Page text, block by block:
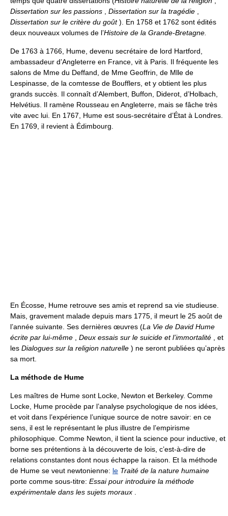
Dissertation sur les passions , Dissertation sur la tragédie ,
Dissertation sur le critère du goût). En 1758 et 1762 sont édités
deux nouveaux volumes de l’Histoire de la Grande-Bretagne.
De 1763 à 1766, Hume, devenu secrétaire de lord Hartford,
ambassadeur d’Angleterre en France, vit à Paris. Il fréquente les
salons de Mme du Deffand, de Mme Geoffrin, de Mlle de
Lespinasse, de la comtesse de Boufflers, et y obtient les plus
grands succès. Il connaît d’Alembert, Buffon, Diderot, d’Holbach,
Helvétius. Il ramène Rousseau en Angleterre, mais se fâche très
vite avec lui. En 1767, Hume est sous-secrétaire d’État à Londres.
En 1769, il revient à Édimbourg.
En Écosse, Hume retrouve ses amis et reprend sa vie studieuse.
Mais, gravement malade depuis mars 1775, il meurt le 25 août de
l’année suivante. Ses dernières œuvres (La Vie de David Hume
écrite par lui-même , Deux essais sur le suicide et l’immortalité , et
les Dialogues sur la religion naturelle ) ne seront publiées qu’après
sa mort.
La méthode de Hume
Les maîtres de Hume sont Locke, Newton et Berkeley. Comme
Locke, Hume procède par l’analyse psychologique de nos idées,
et voit dans l’expérience l’unique source de notre savoir: en ce
sens, il est le représentant le plus illustre de l’empirisme
philosophique. Comme Newton, il tient la science pour inductive, et
borne ses prétentions à la découverte de lois, c’est-à-dire de
relations constantes dont nous échappe la raison. Et la méthode
de Hume se veut newtonienne: le Traité de la nature humaine
porte comme sous-titre: Essai pour introduire la méthode
expérimentale dans les sujets moraux .